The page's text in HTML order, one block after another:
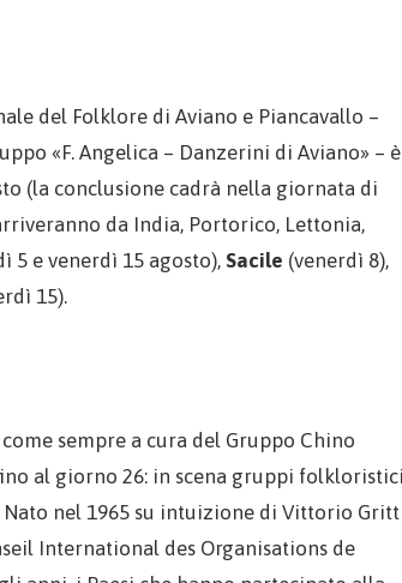
del Folklore di Aviano e Piancavallo –
«F. Angelica – Danzerini di Aviano» – è
(la conclusione cadrà nella giornata di
da India, Portorico, Lettonia,
5 e venerdì 15 agosto), Sacile (venerdì 8),
15).
sempre a cura del Gruppo Chino
al giorno 26: in scena gruppi
nel 1965 su intuizione di Vittorio
International des Organisations de